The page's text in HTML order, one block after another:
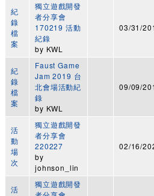
紀
錄
檔
案
獨立遊戲開發
者分享會
170219 活動
紀錄
by KWL
03/31/
紀
錄
檔
案
Faust Game
Jam 2019 台
北會場活動紀
錄
by KWL
09/09/
活
動
場
次
獨立遊戲開發
者分享會
220227
by
johnson_lin
02/16/
活
獨立遊戲開發